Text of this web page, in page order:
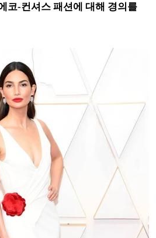
코-컨셔스 패션에 대해 경의를